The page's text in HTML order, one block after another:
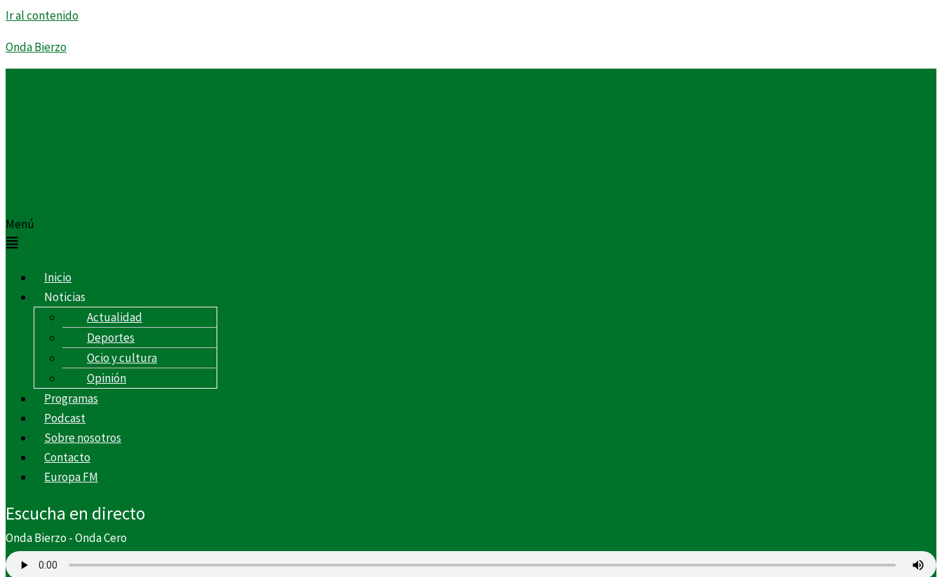
Ir al contenido
Onda Bierzo
Menú
Inicio
Noticias
Actualidad
Deportes
Ocio y cultura
Opinión
Programas
Podcast
Sobre nosotros
Contacto
Europa FM
Escucha en directo
Onda Bierzo - Onda Cero